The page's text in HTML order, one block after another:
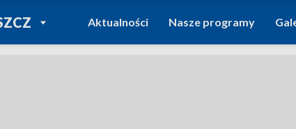
POWRÓT DO
TVP REGIONY
Aktualności Nasze programy